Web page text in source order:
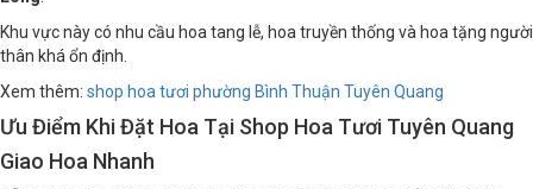
Long
Khu vực này có nhu cầu hoa tang lễ, hoa truyền thống và hoa tặng người
thân khá ổn định.
shop hoa tươi phường Bình Thuận Tuyên Quang
Ưu Điểm Khi Đặt Hoa Tại Shop Hoa Tươi Tuyên Quang
Giao Hoa Nhanh